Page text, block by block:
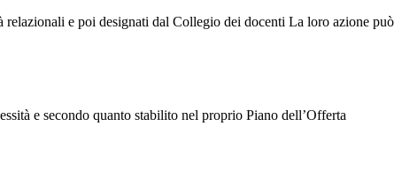
e poi designati dal Collegio dei docenti La loro azione può
e secondo quanto stabilito nel proprio Piano dell’Offerta